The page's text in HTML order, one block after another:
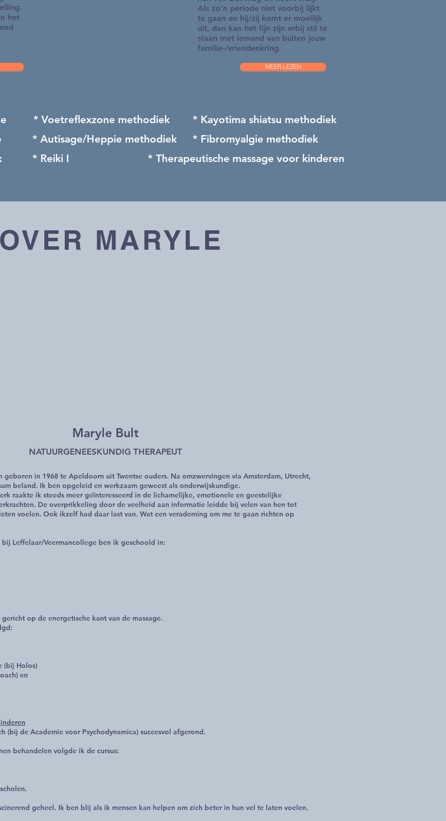
het
Als zo’n periode niet voorbij lijkt
te gaan en hij/zij komt er moeilijk
uit, dan kan het fijn zijn erbij stil te
staan met iemand van buiten jouw
familie-/vriendenkring.
MEER LEZEN
* Voetreflexzone methodiek
* Kayotima shiatsu methodiek
* Autisage/Heppie methodiek
* Fibromyalgie methodiek
* Reiki I * Therapeutische massage voor kinderen
OVER MARYLE
Maryle Bult
NATUURGENEESKUNDIG THERAPEUT
geboren in 1968 te Apeldoorn uit Twentse ouders. Na omzwervingen via Amsterdam, Utrecht,
beland. Ik ben opgeleid en werkzaam geweest als onderwijskundige.
raakte ik steeds meer geïnteresseerd in de lichamelijke, emotionele en geestelijke
De overprikkeling door de veelheid aan informatie leidde bij velen van hen tot
voelen. Ook ikzelf had daar last van. Wat een verademing om me te gaan richten op
Leffelaar/Veermancollege ben ik geschoold in:
op de energetische kant van de massage.
(bij Holos)
en
(bij de Academie voor Psychodynamica) succesvol afgerond.
behandelen volgde ik de cursus:
geheel. Ik ben blij als ik mensen kan helpen om zich beter in hun vel te laten voelen.